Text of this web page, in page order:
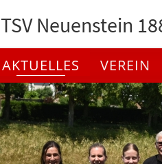
TSV Neuenstein
AKTUELLES VEREIN